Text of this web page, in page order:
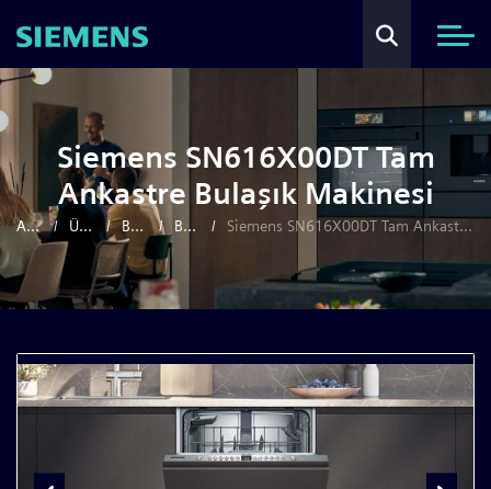
Siemens SN616X00DT Tam
Ankastre Bulaşık Makinesi
Anasayfa Ürünler Beyaz Eşya Bulaşık Makineleri Siemens SN616X00DT Tam Ankastre Bulaşık Makinesi